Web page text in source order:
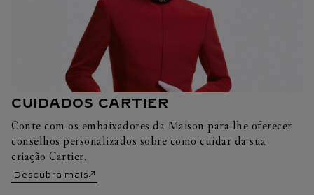
CUIDADOS CARTIER
Conte com os embaixadores da Maison para lhe oferecer
conselhos personalizados sobre como cuidar da sua
criação Cartier.
Descubra mais